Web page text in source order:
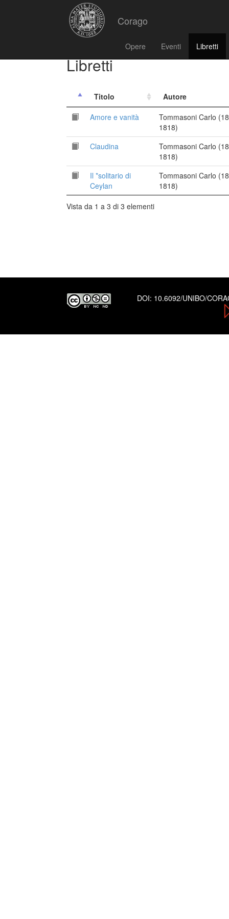
Corago
Opere Eventi Libretti
Libretti
Titolo
Autore
Amore e vanità
Tommasoni Carlo
1818)
Claudina
Tommasoni Carlo
1818)
Il *solitario di
Ceylan
Tommasoni Carlo
1818)
Vista da 1 a 3 di 3 elementi
DOI: 10.6092/UNIBO/